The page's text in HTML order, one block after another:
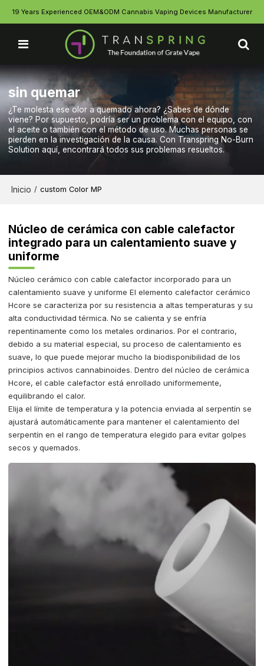
19 Years Experienced OEM&ODM Cannabis Vaping Devices Manufacturer
sin quemar
¿Te molesta ese olor a quemado ahora? ¿Sabes de dónde
viene? Por supuesto, podría ser un problema con el equipo, con
el aceite o también con el método de uso. Muchas personas se
pierden en la investigación de la causa. Con Transpring No-Burn
Solution aquí, encontrará todos sus problemas resueltos.
Inicio / custom Color MP
Núcleo de cerámica con cable calefactor
integrado para un calentamiento suave y
uniforme
Núcleo cerámico con cable calefactor incorporado para un
calentamiento suave y uniforme El elemento calefactor cerámico
Hcore se caracteriza por su resistencia a altas temperaturas y su
alta conductividad térmica. No se calienta y se enfría
repentinamente como los metales ordinarios. Por el contrario,
debido a su material especial, su proceso de calentamiento es
suave, lo que puede mejorar mucho la biodisponibilidad de los
principios activos cannabinoides. Dentro del núcleo de cerámica
Hcore, el cable calefactor está enrollado uniformemente,
equilibrando el calor.
Elija el límite de temperatura y la potencia enviada al serpentín se
ajustará automáticamente para mantener el calentamiento del
serpentín en el rango de temperatura elegido para evitar golpes
secos y quemados.